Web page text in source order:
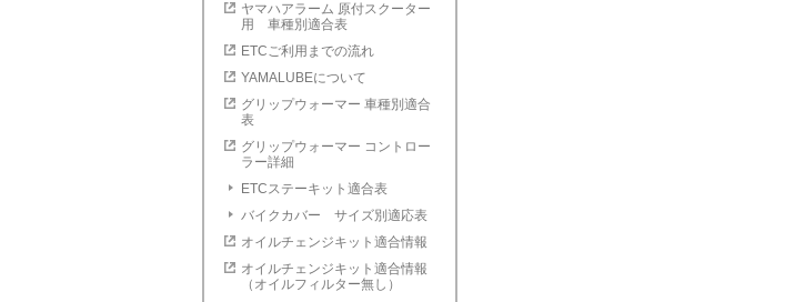
ヤマハアラーム 原付スクーター
用 車種別適合表
ETCご利用までの流れ
YAMALUBEについて
グリップウォーマー 車種別適合
表
グリップウォーマー コントロー
ラー詳細
ETCステーキット適合表
バイクカバー サイズ別適応表
オイルチェンジキット適合情報
オイルチェンジキット適合情報
（オイルフィルター無し）